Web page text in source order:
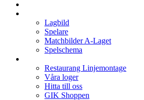
Lagbild
Spelare
Matchbilder A-Laget
Spelschema
Restaurang Linjemontage
Våra loger
Hitta till oss
GIK Shoppen